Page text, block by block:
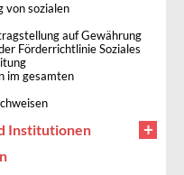
von sozialen
auf Gewährung
Förderrichtlinie Soziales
im gesamten
Institutionen